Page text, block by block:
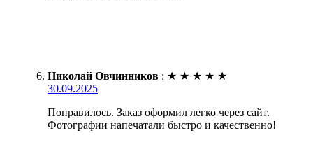
Николай Овчинников : ★ ★ ★ ★ ★
30.09.2025
Понравилось. Заказ оформил легко через сайт.
Фотографии напечатали быстро и качественно!